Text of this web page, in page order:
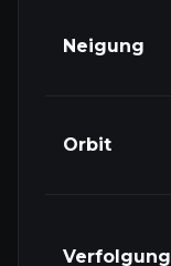
Neigung
Orbit
Verfolgung